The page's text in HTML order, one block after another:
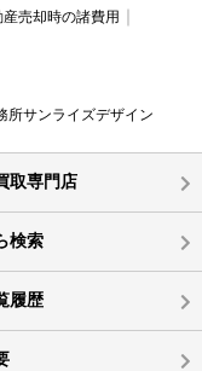
産売却時の諸費用
所サンライズデザイン
取専門店
検索
履歴